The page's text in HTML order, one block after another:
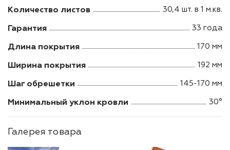
Количество листов 30,4 шт. в 1 м.кв.
Гарантия 33 года
Длина покрытия 170 мм
Ширина покрытия 192 мм
Шаг обрешетки 145-170 мм
Минимальный уклон кровли 30°
Галерея товара